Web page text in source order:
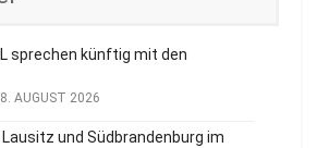
sprechen künftig mit den
AUGUST 2026
und Südbrandenburg im